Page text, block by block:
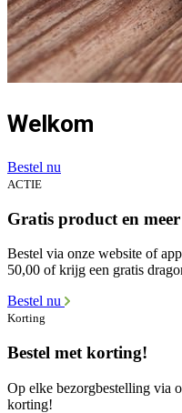
Welkom
Bestel nu
ACTIE
Gratis product en
Bestel via onze website of
50,00 of krijg een gratis
Bestel nu
Korting
Bestel met korting!
Op elke bezorgbestelling via
korting!